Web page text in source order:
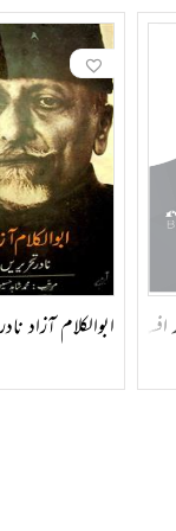
علی برادران کے ساتھ ان کے
کا بہت ساتھ دیا۔ زلیخا
ان ہی کی دین ہے۔
قرآن کی تفسیر بھی
کے نام تحریر کیے تھے۔ اسے
ابوالکلام آزاد